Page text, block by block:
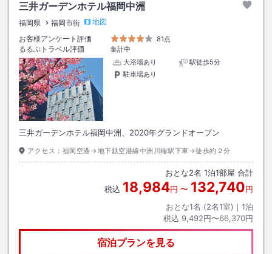
三井ガーデンホテル福岡中洲
福岡県 福岡市街
地図
お客様アンケート評価
81点
るるぶトラベル評価
集計中
大浴場あり
駅徒歩5分
駐車場あり
三井ガーデンホテル福岡中洲、2020年グランドオープン
アクセス： 福岡空港→地下鉄空港線中洲川端駅下車→徒歩約２分
おとな2名 1泊1部屋 合計
税込 18,984円 〜 132,740円
おとな1名 (2名1室)｜ 1泊
税込 9,492円〜66,370円
宿泊プランを見る